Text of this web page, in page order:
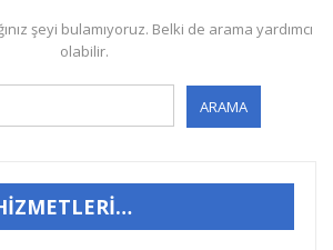
şeyi bulamıyoruz. Belki de arama yardımcı
olabilir.